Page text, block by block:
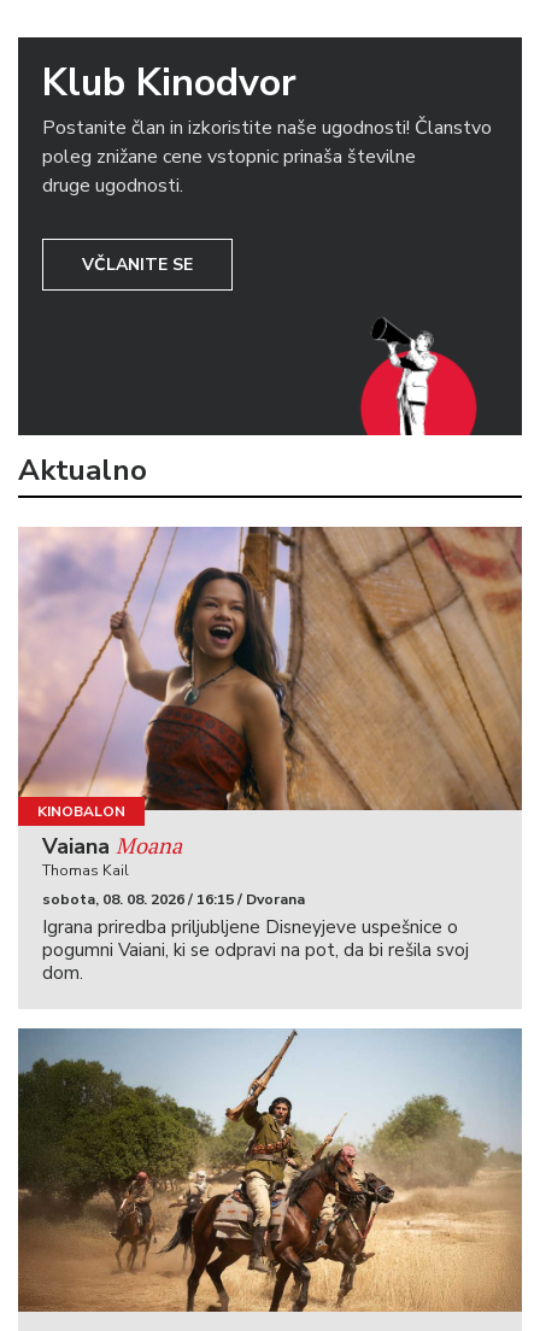
Klub Kinodvor
Postanite član in izkoristite naše ugodnosti! Članstvo
poleg znižane cene vstopnic prinaša številne
druge ugodnosti.
VČLANITE SE
Aktualno
KINOBALON
Vaiana Moana
Thomas Kail
sobota, 08. 08. 2026 / 16:15 / Dvorana
Igrana priredba priljubljene Disneyjeve uspešnice o
pogumni Vaiani, ki se odpravi na pot, da bi rešila svoj
dom.